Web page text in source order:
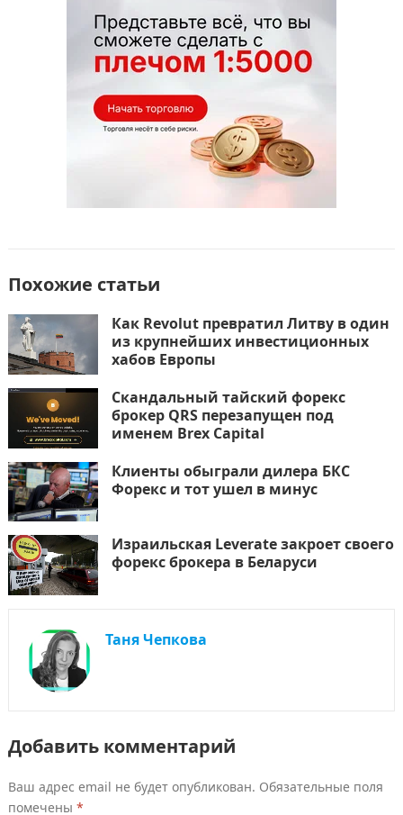
и
т
ь
Похожие статьи
Как Revolut превратил Литву в один
из крупнейших инвестиционных
хабов Европы
Скандальный тайский форекс
брокер QRS перезапущен под
именем Brex Capital
Клиенты обыграли дилера БКС
Форекс и тот ушел в минус
Израильская Leverate закроет своего
форекс брокера в Беларуси
Таня Чепкова
Добавить комментарий
Ваш адрес email не будет опубликован. Обязательные поля
помечены *